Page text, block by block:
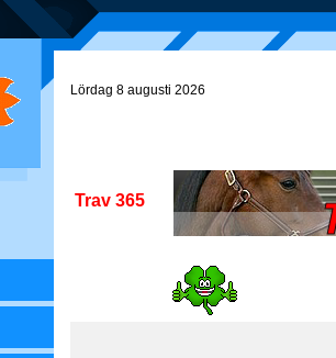
Lördag 8 augusti 2026
Trav 365